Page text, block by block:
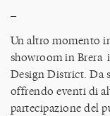
Un altro momento
showroom in Brera
Design District. Da
offrendo eventi di
partecipazione del